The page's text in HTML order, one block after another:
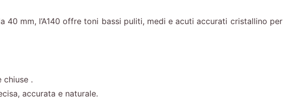
40 mm, l’A140 offre toni bassi puliti, medi e acuti accurati cristallino
chiuse .
accurata e naturale.